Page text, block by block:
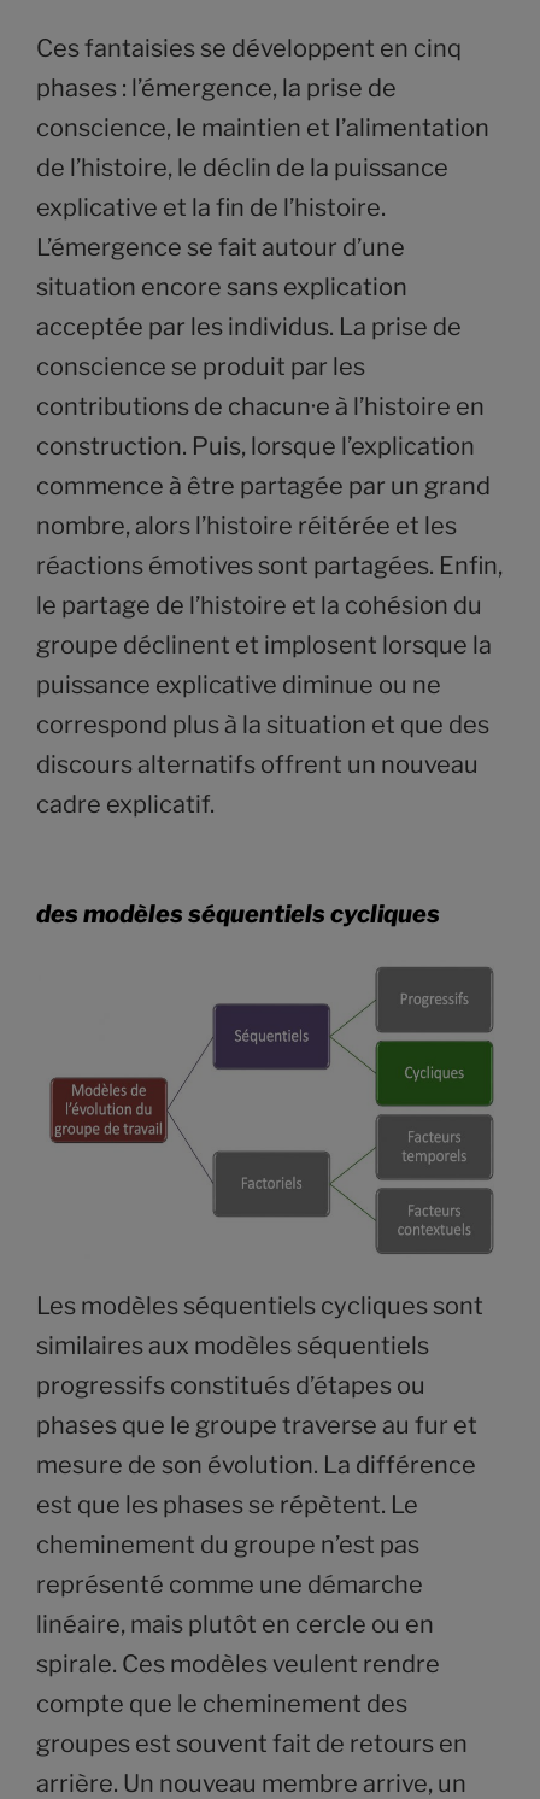
Ces fantaisies se développent en cinq
phases : l’émergence, la prise de
conscience, le maintien et l’alimentation
de l’histoire, le déclin de la puissance
explicative et la fin de l’histoire.
L’émergence se fait autour d’une
situation encore sans explication
acceptée par les individus. La prise de
conscience se produit par les
contributions de chacun·e à l’histoire en
construction. Puis, lorsque l’explication
commence à être partagée par un grand
nombre, alors l’histoire réitérée et les
réactions émotives sont partagées. Enfin,
le partage de l’histoire et la cohésion du
groupe déclinent et implosent lorsque la
puissance explicative diminue ou ne
correspond plus à la situation et que des
discours alternatifs offrent un nouveau
cadre explicatif.
des modèles séquentiels cycliques
Les modèles séquentiels cycliques sont
similaires aux modèles séquentiels
progressifs constitués d’étapes ou
phases que le groupe traverse au fur et
mesure de son évolution. La différence
est que les phases se répètent. Le
cheminement du groupe n’est pas
représenté comme une démarche
linéaire, mais plutôt en cercle ou en
spirale. Ces modèles veulent rendre
compte que le cheminement des
groupes est souvent fait de retours en
arrière. Un nouveau membre arrive, un